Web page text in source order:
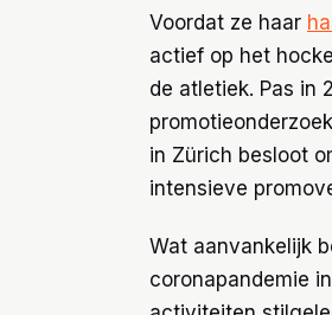
Voordat ze haar
actief op het
de atletiek. Pas in
in Zürich besloot
intensieve
Wat aanvankelijk
coronapandemie